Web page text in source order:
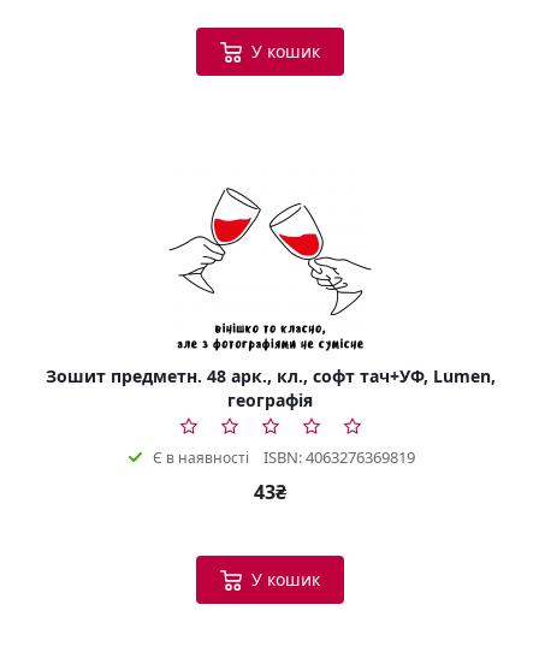
У кошик
Зошит предметн. 48 арк., кл., софт тач+УФ, Lumen,
географія
Є в наявності ISBN: 4063276369819
43₴
У кошик